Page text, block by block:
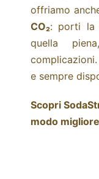
offriamo
CO₂: porti la
quella
e sempre
Scopri
modo